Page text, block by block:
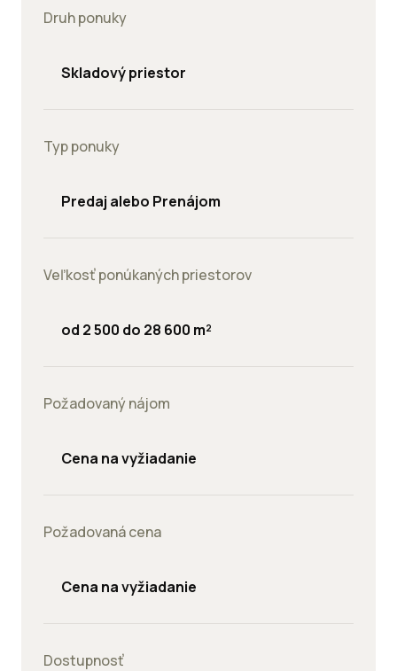
Druh ponuky
Skladový priestor
Typ ponuky
Predaj alebo Prenájom
Veľkosť ponúkaných priestorov
od 2 500 do 28 600 m²
Požadovaný nájom
Cena na vyžiadanie
Požadovaná cena
Cena na vyžiadanie
Dostupnosť